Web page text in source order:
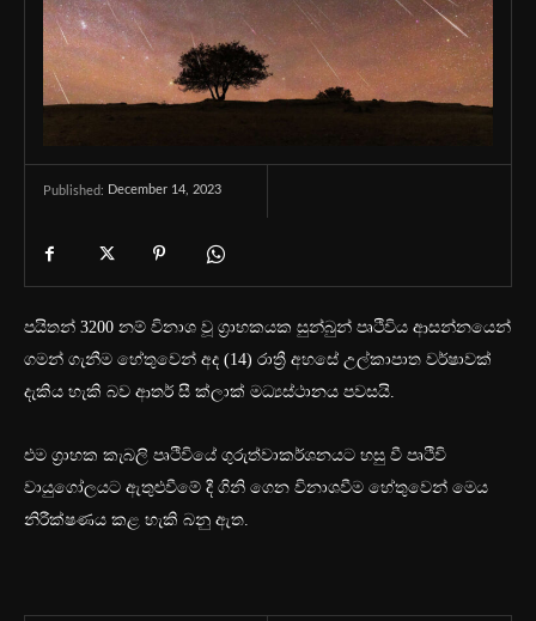
Published: December 14, 2023
පයිතන් 3200 නම් විනාශ වූ ග්‍රාහකයක සුන්බුන් පෘථිවිය ආසන්නයෙන්
ගමන් ගැනීම හේතුවෙන් අද (14) රාත්‍රී අහසේ උල්කාපාත වර්ෂාවක්
දැකිය හැකි බව ආතර් සී ක්ලාක් මධ්‍යස්ථානය පවසයි.
එම ග්‍රාහක කැබලි පෘථිවියේ ගුරුත්වාකර්ශනයට හසු වී පෘථිවි
වායුගෝලයට ඇතුළුවීමේ දී ගිනි ගෙන විනාශවීම හේතුවෙන් මෙය
නිරීක්ෂණය කළ හැකි බනු ඇත.